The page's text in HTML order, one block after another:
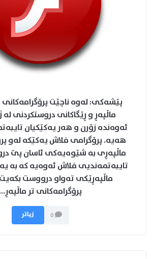
پێشه‌كی: له‌وه‌ ناچێت
ماڵپه‌ڕ و ڕێگاكانی دروستكردنی له‌
ئه‌وه‌نده‌ زۆرن و هه‌ر یه‌كێكیان
هه‌یه‌. پرۆگرامی فلاش یه‌كێكه‌ له‌و
ماڵپه‌ڕی به‌ شێوه‌یه‌كی ئاسان پێ
ماڵپه‌ڕێكی ته‌واو درووست
پرۆگرامه‌كانی تر ماڵپه‌ڕ...
زیاتر